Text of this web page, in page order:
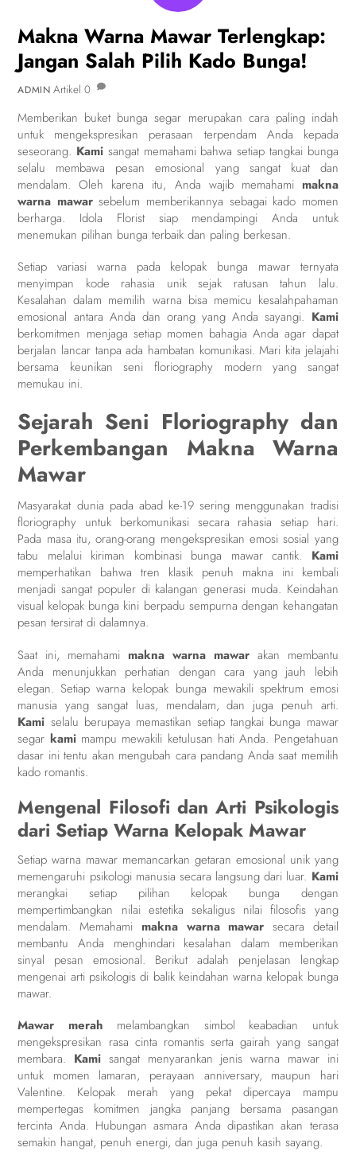
Makna Warna Mawar Terlengkap:
Jangan Salah Pilih Kado Bunga!
ADMIN Artikel 0
Memberikan buket bunga segar merupakan cara paling indah
untuk mengekspresikan perasaan terpendam Anda kepada
seseorang. Kami sangat memahami bahwa setiap tangkai bunga
selalu membawa pesan emosional yang sangat kuat dan
mendalam. Oleh karena itu, Anda wajib memahami makna
warna mawarsebelum memberikannya sebagai kado momen
berharga. Idola Florist siap mendampingi Anda untuk
menemukan pilihan bunga terbaik dan paling berkesan.
Setiap variasi warna pada kelopak bunga mawar ternyata
menyimpan kode rahasia unik sejak ratusan tahun lalu.
Kesalahan dalam memilih warna bisa memicu kesalahpahaman
emosional antara Anda dan orang yang Anda sayangi. Kami
berkomitmen menjaga setiap momen bahagia Anda agar dapat
berjalan lancar tanpa ada hambatan komunikasi. Mari kita jelajahi
bersama keunikan seni floriography modern yang sangat
memukau ini.
Sejarah Seni Floriography dan
Perkembangan Makna Warna
Mawar
Masyarakat dunia pada abad ke-19 sering menggunakan tradisi
floriography untuk berkomunikasi secara rahasia setiap hari.
Pada masa itu, orang-orang mengekspresikan emosi sosial yang
tabu melalui kiriman kombinasi bunga mawar cantik. Kami
memperhatikan bahwa tren klasik penuh makna ini kembali
menjadi sangat populer di kalangan generasi muda. Keindahan
visual kelopak bunga kini berpadu sempurna dengan kehangatan
pesan tersirat di dalamnya.
Saat ini, memahami makna warna mawarakan membantu
Anda menunjukkan perhatian dengan cara yang jauh lebih
elegan. Setiap warna kelopak bunga mewakili spektrum emosi
manusia yang sangat luas, mendalam, dan juga penuh arti.
Kami selalu berupaya memastikan setiap tangkai bunga mawar
segar kamimampu mewakili ketulusan hati Anda. Pengetahuan
dasar ini tentu akan mengubah cara pandang Anda saat memilih
kado romantis.
Mengenal Filosofi dan Arti Psikologis
dari Setiap Warna Kelopak Mawar
Setiap warna mawar memancarkan getaran emosional unik yang
memengaruhi psikologi manusia secara langsung dari luar. Kami
merangkai setiap pilihan kelopak bunga dengan
mempertimbangkan nilai estetika sekaligus nilai filosofis yang
mendalam. Memahami makna warna mawar secara detail
membantu Anda menghindari kesalahan dalam memberikan
sinyal pesan emosional. Berikut adalah penjelasan lengkap
mengenai arti psikologis di balik keindahan warna kelopak bunga
mawar.
Mawar merah melambangkan simbol keabadian untuk
mengekspresikan rasa cinta romantis serta gairah yang sangat
membara. Kami sangat menyarankan jenis warna mawar ini
untuk momen lamaran, perayaan anniversary, maupun hari
Valentine. Kelopak merah yang pekat dipercaya mampu
mempertegas komitmen jangka panjang bersama pasangan
tercinta Anda. Hubungan asmara Anda dipastikan akan terasa
semakin hangat, penuh energi, dan juga penuh kasih sayang.